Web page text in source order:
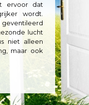
ervoor dat
wordt.
geventileerd
lucht
niet alleen
maar ook